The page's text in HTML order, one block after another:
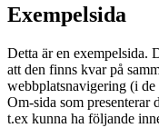
Exempelsida
Detta är en exempelsida.
att den finns kvar på
webbplatsnavigering (i de
Om-sida som presenterar
t.ex kunna ha följande